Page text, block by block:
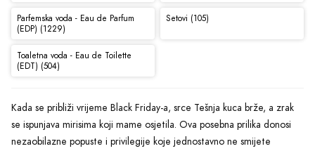
Parfemska voda - Eau de Parfum
(EDP) (1229)
Setovi (105)
Toaletna voda - Eau de Toilette
(EDT) (504)
Kada se približi vrijeme Black Friday-a, srce Tešnja kuca brže, a zrak
se ispunjava mirisima koji mame osjetila. Ova posebna prilika donosi
nezaobilazne popuste i privilegije koje jednostavno ne smijete